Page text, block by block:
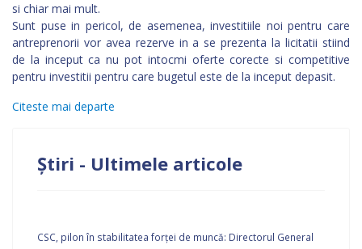
si chiar mai mult.
Sunt puse in pericol, de asemenea, investitiile noi pentru care
antreprenorii vor avea rezerve in a se prezenta la licitatii stiind
de la inceput ca nu pot intocmi oferte corecte si competitive
pentru investitii pentru care bugetul este de la inceput depasit.
Citeste mai departe
Știri - Ultimele articole
CSC, pilon în stabilitatea forței de muncă: Directorul General